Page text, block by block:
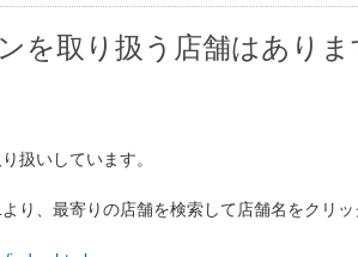
を取り扱う店舗はありま
扱いしています。
り、最寄りの店舗を検索して店舗名をクリ